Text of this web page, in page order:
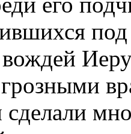
сделали